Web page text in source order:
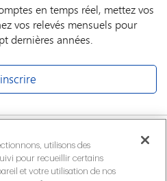
en temps réel, mettez vos
vos relevés mensuels pour
dernières années.
utilisons des
pour recueillir certains
et votre utilisation de nos